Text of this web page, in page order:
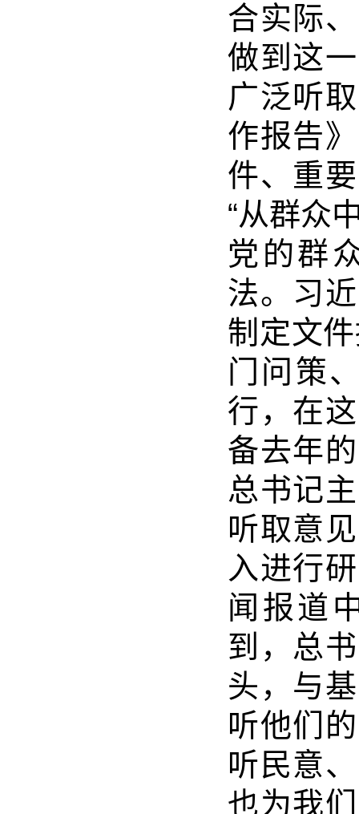
合实际
做到这
广泛听
作报告
件、重
“从群众
党的群
法。习
制定文
门问策
行，在
备去年
总书记
听取意
入进行
闻报道
到，总
头，与
听他们
听民意
也为我